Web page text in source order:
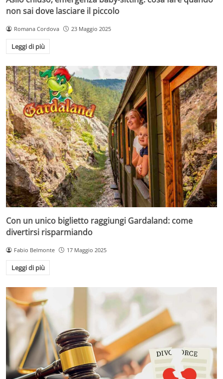
non sai dove lasciare il piccolo
Romana Cordova 23 Maggio 2025
Leggi di più
Con un unico biglietto raggiungi Gardaland: come
divertirsi risparmiando
Fabio Belmonte 17 Maggio 2025
Leggi di più